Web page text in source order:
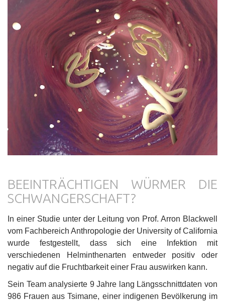
BEEINTRÄCHTIGEN WÜRMER DIE
SCHWANGERSCHAFT?
In einer Studie unter der Leitung von Prof. Arron Blackwell
vom Fachbereich Anthropologie der University of California
wurde festgestellt, dass sich eine Infektion mit
verschiedenen Helminthenarten entweder positiv oder
negativ auf die Fruchtbarkeit einer Frau auswirken kann.
Sein Team analysierte 9 Jahre lang Längsschnittdaten von
986 Frauen aus Tsimane, einer indigenen Bevölkerung im